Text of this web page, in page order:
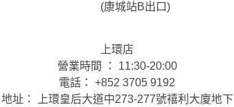
(康城站B出口)
上環店
營業時間 ： 11:30-20:00
電話： +852 3705 9192
地址： 上環皇后大道中273-277號禧利大廈地下